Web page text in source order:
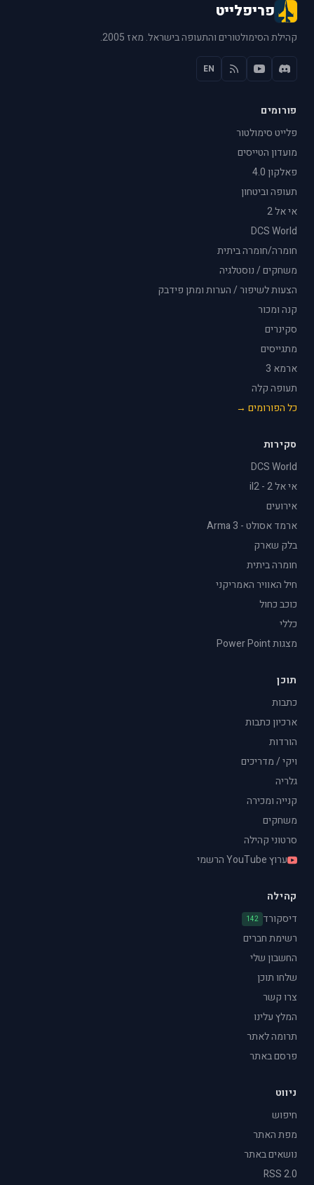
פריפלייט
קהילת הסימולטורים והתעופה בישראל. מאז 2005.
EN
פורומים
פלייט סימולטור
מועדון הטייסים
פאלקון 4.0
תעופה וביטחון
אי אל 2
DCS World
חומרה/חומרה ביתית
משחקים / נוסטלגיה
הצעות לשיפור / הערות ומתן פידבק
קנה ומכור
סקינרים
מתגייסים
ארמא 3
תעופה קלה
כל הפורומים →
סקירות
DCS World
אי אל 2 - il2
אירועים
ארמד אסולט - Arma 3
בלק שארק
חומרה ביתית
חיל האוויר האמריקני
כוכב כחול
כללי
מצגות Power Point
תוכן
כתבות
ארכיון כתבות
הורדות
ויקי / מדריכים
גלריה
קנייה ומכירה
משחקים
סרטוני קהילה
ערוץ YouTube הרשמי
קהילה
דיסקורד 142
רשימת חברים
החשבון שלי
שלחו תוכן
צרו קשר
המלץ עלינו
תרומה לאתר
פרסם באתר
ניווט
חיפוש
מפת האתר
נושאים באתר
RSS 2.0